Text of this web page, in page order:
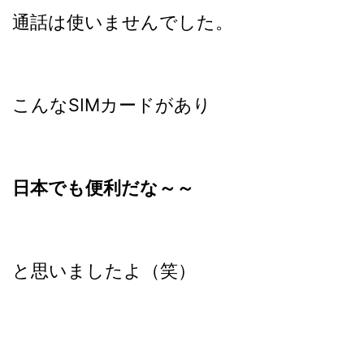
通話は使いませんでした。
こんなSIMカードがあり
日本でも便利だな～～
と思いましたよ（笑）